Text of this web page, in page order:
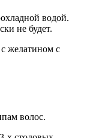
водой.
не будет.
желатином с
волос.